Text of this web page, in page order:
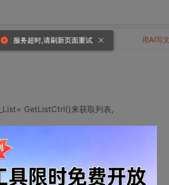
GetListCtrl()来获取列表,
用AI写
服务超时,请刷新页面重试